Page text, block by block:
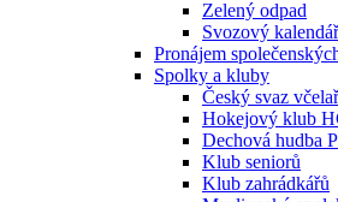
Zelený odpad
Svozový
Pronájem
Spolky a kluby
Český svaz
Hokejový klub
Dechová hudba
Klub seniorů
Klub zahrádkářů